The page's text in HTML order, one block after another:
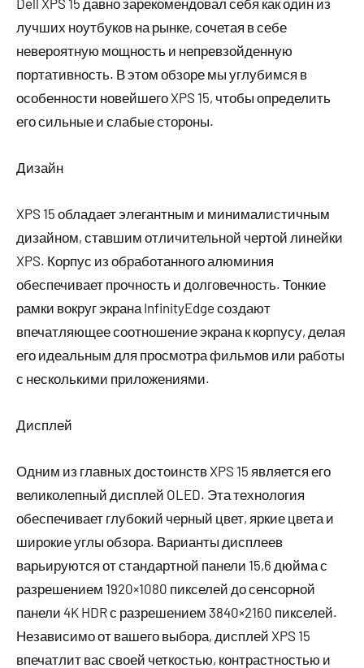
Dell XPS 15 давно зарекомендовал себя как один из
лучших ноутбуков на рынке, сочетая в себе
невероятную мощность и непревзойденную
портативность. В этом обзоре мы углубимся в
особенности новейшего XPS 15, чтобы определить
его сильные и слабые стороны.
Дизайн
XPS 15 обладает элегантным и минималистичным
дизайном, ставшим отличительной чертой линейки
XPS. Корпус из обработанного алюминия
обеспечивает прочность и долговечность. Тонкие
рамки вокруг экрана InfinityEdge создают
впечатляющее соотношение экрана к корпусу, делая
его идеальным для просмотра фильмов или работы
с несколькими приложениями.
Дисплей
Одним из главных достоинств XPS 15 является его
великолепный дисплей OLED. Эта технология
обеспечивает глубокий черный цвет, яркие цвета и
широкие углы обзора. Варианты дисплеев
варьируются от стандартной панели 15,6 дюйма с
разрешением 1920×1080 пикселей до сенсорной
панели 4K HDR с разрешением 3840×2160 пикселей.
Независимо от вашего выбора, дисплей XPS 15
впечатлит вас своей четкостью, контрастностью и